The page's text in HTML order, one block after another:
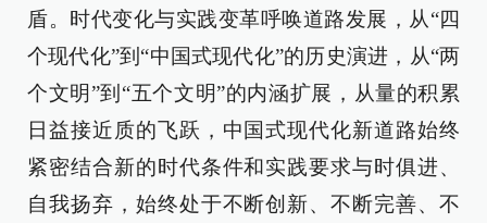
盾。时代变化与实践变革呼唤道路发展，从“四
个现代化”到“中国式现代化”的历史演进，从“两
个文明”到“五个文明”的内涵扩展，从量的积累
日益接近质的飞跃，中国式现代化新道路始终
紧密结合新的时代条件和实践要求与时俱进、
自我扬弃，始终处于不断创新、不断完善、不